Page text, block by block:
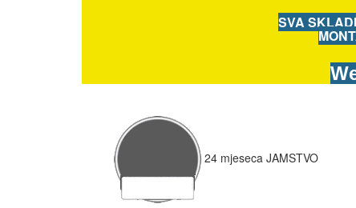
SVA
24 mjeseca JAMSTVO